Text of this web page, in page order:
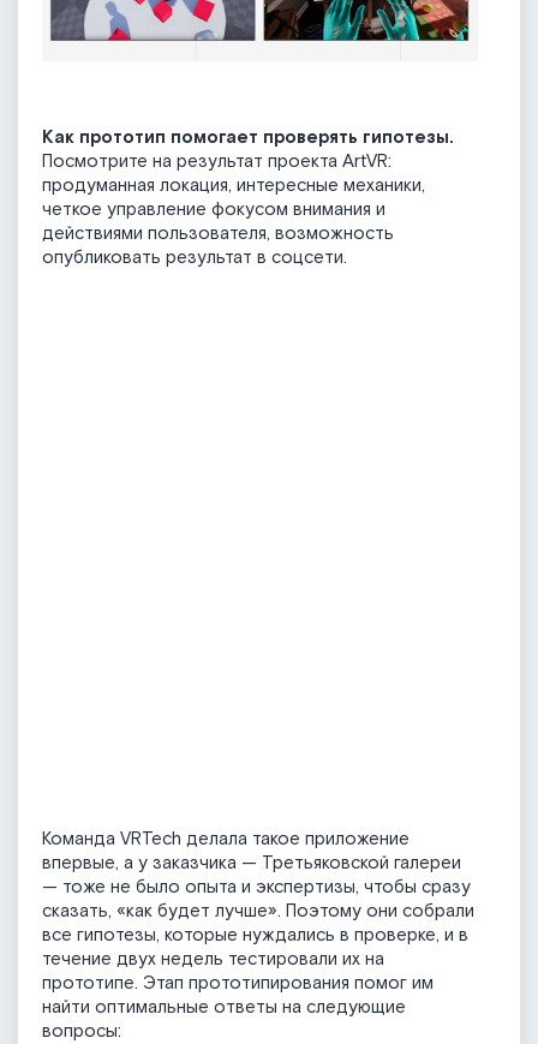
Как прототип помогает проверять гипотезы.
Посмотрите на результат проекта ArtVR:
продуманная локация, интересные механики,
четкое управление фокусом внимания и
действиями пользователя, возможность
опубликовать результат в соцсети.
Команда VRTech делала такое приложение
впервые, а у заказчика — Третьяковской галереи
— тоже не было опыта и экспертизы, чтобы сразу
сказать, «как будет лучше». Поэтому они собрали
все гипотезы, которые нуждались в проверке, и в
течение двух недель тестировали их на
прототипе. Этап прототипирования помог им
найти оптимальные ответы на следующие
вопросы: